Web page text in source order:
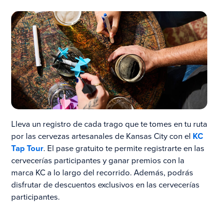
Lleva un registro de cada trago que te tomes en tu ruta
por las cervezas artesanales de Kansas City con el KC
Tap Tour. El pase gratuito te permite registrarte en las
cervecerías participantes y ganar premios con la
marca KC a lo largo del recorrido. Además, podrás
disfrutar de descuentos exclusivos en las cervecerías
participantes.